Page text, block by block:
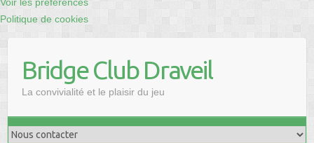
Politique de cookies
contentBridge Club Draveil
La convivialité et le plaisir du jeu